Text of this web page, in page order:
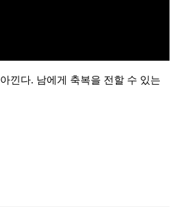
낀다. 남에게 축복을 전할 수 있는